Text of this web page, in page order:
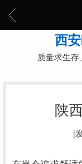
西
质量求生
陕
[